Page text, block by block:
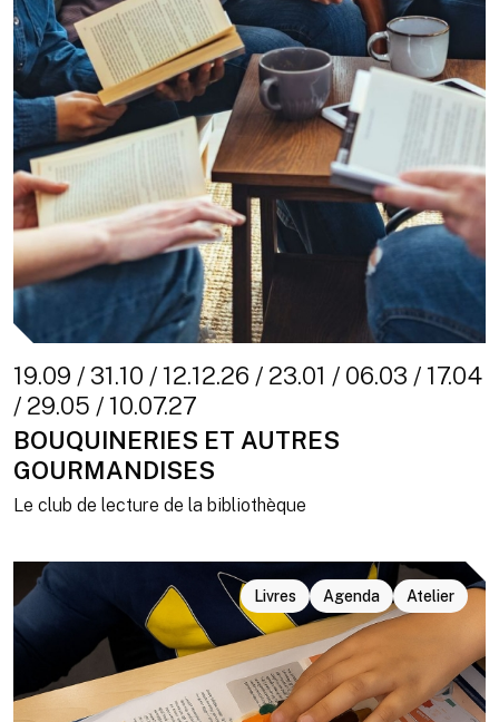
19.09 / 31.10 / 12.12.26 / 23.01 / 06.03 / 17.04
/ 29.05 / 10.07.27
BOUQUINERIES ET AUTRES
GOURMANDISES
Le club de lecture de la bibliothèque
Livres Agenda Atelier